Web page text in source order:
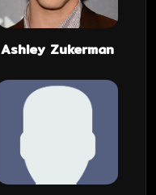
Ashley Zukerman